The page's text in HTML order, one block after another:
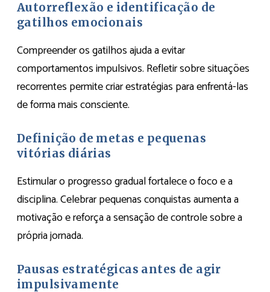
Autorreflexão e identificação de
gatilhos emocionais
Compreender os gatilhos ajuda a evitar
comportamentos impulsivos. Refletir sobre situações
recorrentes permite criar estratégias para enfrentá-las
de forma mais consciente.
Definição de metas e pequenas
vitórias diárias
Estimular o progresso gradual fortalece o foco e a
disciplina. Celebrar pequenas conquistas aumenta a
motivação e reforça a sensação de controle sobre a
própria jornada.
Pausas estratégicas antes de agir
impulsivamente